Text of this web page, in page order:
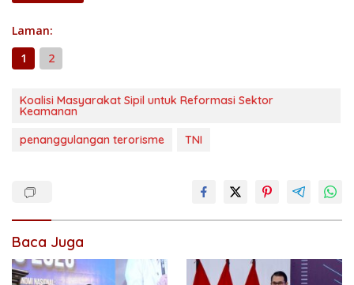
Laman:
1
2
Koalisi Masyarakat Sipil untuk Reformasi Sektor
Keamanan
penanggulangan terorisme
TNI
Baca Juga